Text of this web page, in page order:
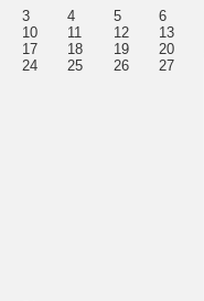
3
4 5 6
10
11 12 13
17
18 19 20
24
25 26 27